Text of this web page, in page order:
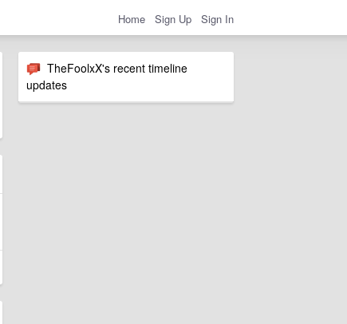
Home Sign Up Sign In
TheFoolxX's recent timeline
updates